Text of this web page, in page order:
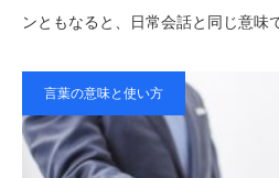
ンともなると、日常会話と同じ意味
言葉の意味と使い方